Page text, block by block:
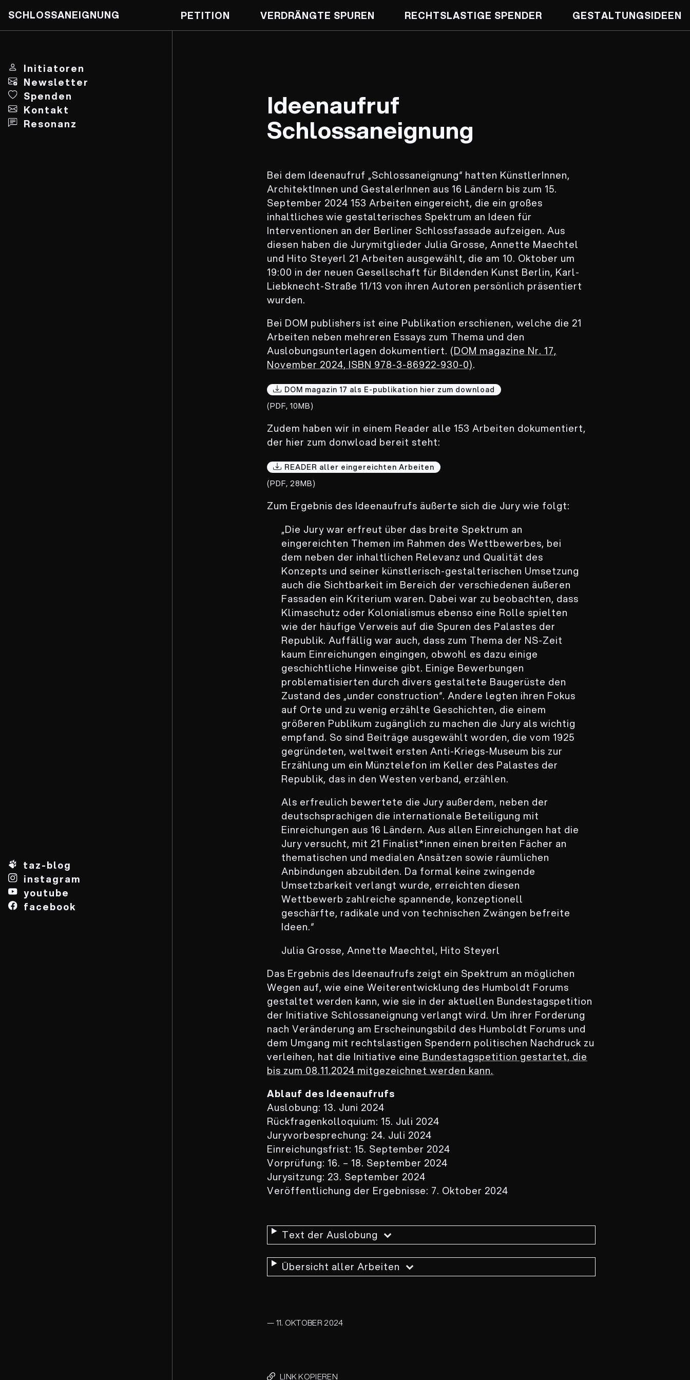
content
SCHLOSSANEIGNUNG PETITION VERDRÄNGTE SPUREN RECHTSLASTIGE SPENDER GESTALTUNGS­IDEEN
Initiatoren
Newsletter
Spenden
Kontakt
Resonanz
taz-blog
instagram
youtube
facebook
Ideenaufruf
Schlossaneignung
Bei dem Ideenaufruf „Schlossaneignung“ hatten KünstlerInnen,
ArchitektInnen und GestalerInnen aus 16 Ländern bis zum 15.
September 2024 153 Arbeiten eingereicht, die ein großes
inhaltliches wie gestalterisches Spektrum an Ideen für
Interventionen an der Berliner Schlossfassade aufzeigen. Aus
diesen haben die Jurymitglieder Julia Grosse, Annette Maechtel
und Hito Steyerl 21 Arbeiten ausgewählt, die am 10. Oktober um
19:00 in der neuen Gesellschaft für Bildenden Kunst Berlin, Karl-
Liebknecht-Straße 11/13 von ihren Autoren persönlich präsentiert
wurden.
Bei DOM publishers ist eine Publikation erschienen, welche die 21
Arbeiten neben mehreren Essays zum Thema und den
Auslobungsunterlagen dokumentiert. (DOM magazine Nr. 17,
November 2024, ISBN 978-3-86922-930-0).
DOM magazin 17 als E-publikation hier zum download
(PDF, 10MB)
Zudem haben wir in einem Reader alle 153 Arbeiten dokumentiert,
der hier zum donwload bereit steht:
READER aller eingereichten Arbeiten
(PDF, 28MB)
Zum Ergebnis des Ideenaufrufs äußerte sich die Jury wie folgt:
„Die Jury war erfreut über das breite Spektrum an
eingereichten Themen im Rahmen des Wettbewerbes, bei
dem neben der inhaltlichen Relevanz und Qualität des
Konzepts und seiner künstlerisch-gestalterischen Umsetzung
auch die Sichtbarkeit im Bereich der verschiedenen äußeren
Fassaden ein Kriterium waren. Dabei war zu beobachten, dass
Klimaschutz oder Kolonialismus ebenso eine Rolle spielten
wie der häufige Verweis auf die Spuren des Palastes der
Republik. Auffällig war auch, dass zum Thema der NS-Zeit
kaum Einreichungen eingingen, obwohl es dazu einige
geschichtliche Hinweise gibt. Einige Bewerbungen
problematisierten durch divers gestaltete Baugerüste den
Zustand des „under construction“. Andere legten ihren Fokus
auf Orte und zu wenig erzählte Geschichten, die einem
größeren Publikum zugänglich zu machen die Jury als wichtig
empfand. So sind Beiträge ausgewählt worden, die vom 1925
gegründeten, weltweit ersten Anti-Kriegs-Museum bis zur
Erzählung um ein Münztelefon im Keller des Palastes der
Republik, das in den Westen verband, erzählen.
Als erfreulich bewertete die Jury außerdem, neben der
deutschsprachigen die internationale Beteiligung mit
Einreichungen aus 16 Ländern. Aus allen Einreichungen hat die
Jury versucht, mit 21 Finalist*innen einen breiten Fächer an
thematischen und medialen Ansätzen sowie räumlichen
Anbindungen abzubilden. Da formal keine zwingende
Umsetzbarkeit verlangt wurde, erreichten diesen
Wettbewerb zahlreiche spannende, konzeptionell
geschärfte, radikale und von technischen Zwängen befreite
Ideen.“
Julia Grosse, Annette Maechtel, Hito Steyerl
Das Ergebnis des Ideenaufrufs zeigt ein Spektrum an möglichen
Wegen auf, wie eine Weiterentwicklung des Humboldt Forums
gestaltet werden kann, wie sie in der aktuellen Bundestagspetition
der Initiative Schlossaneignung verlangt wird. Um ihrer Forderung
nach Veränderung am Erscheinungsbild des Humboldt Forums und
dem Umgang mit rechtslastigen Spendern politischen Nachdruck zu
verleihen, hat die Initiative eine Bundestagspetition gestartet, die
bis zum 08.11.2024 mitgezeichnet werden kann.
Ablauf des Ideenaufrufs
Auslobung: 13. Juni 2024
Rückfragenkolloquium: 15. Juli 2024
Juryvorbesprechung: 24. Juli 2024
Einreichungsfrist: 15. September 2024
Vorprüfung: 16. – 18. September 2024
Jurysitzung: 23. September 2024
Veröffentlichung der Ergebnisse: 7. Oktober 2024
Text der Auslobung
Übersicht aller Arbeiten
— 11. OKTOBER 2024
LINK KOPIEREN